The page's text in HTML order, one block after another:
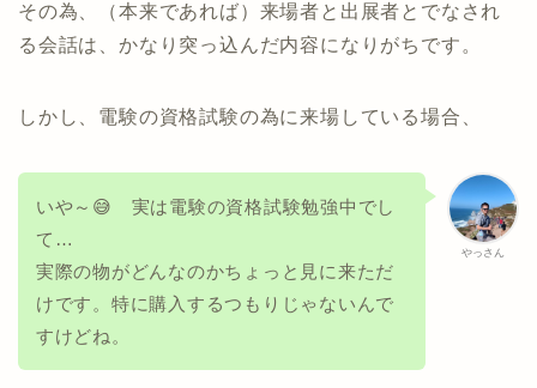
その為、（本来であれば）来場者と出展者とでなされ
る会話は、かなり突っ込んだ内容になりがちです。
しかし、電験の資格試験の為に来場している場合、
やっさん
いや～😅 実は電験の資格試験勉強中でし
て…
実際の物がどんなのかちょっと見に来ただ
けです。特に購入するつもりじゃないんで
すけどね。